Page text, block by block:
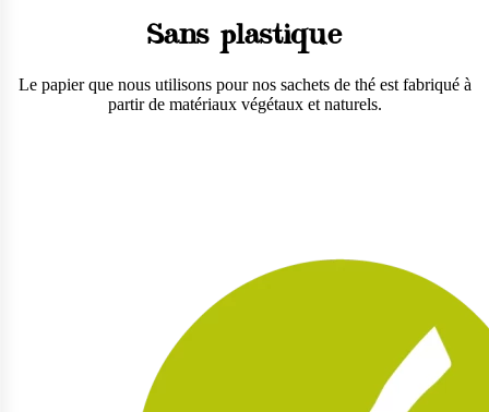
Sans plastique
Le papier que nous utilisons pour nos sachets de thé est fabriqué à
partir de matériaux végétaux et naturels.